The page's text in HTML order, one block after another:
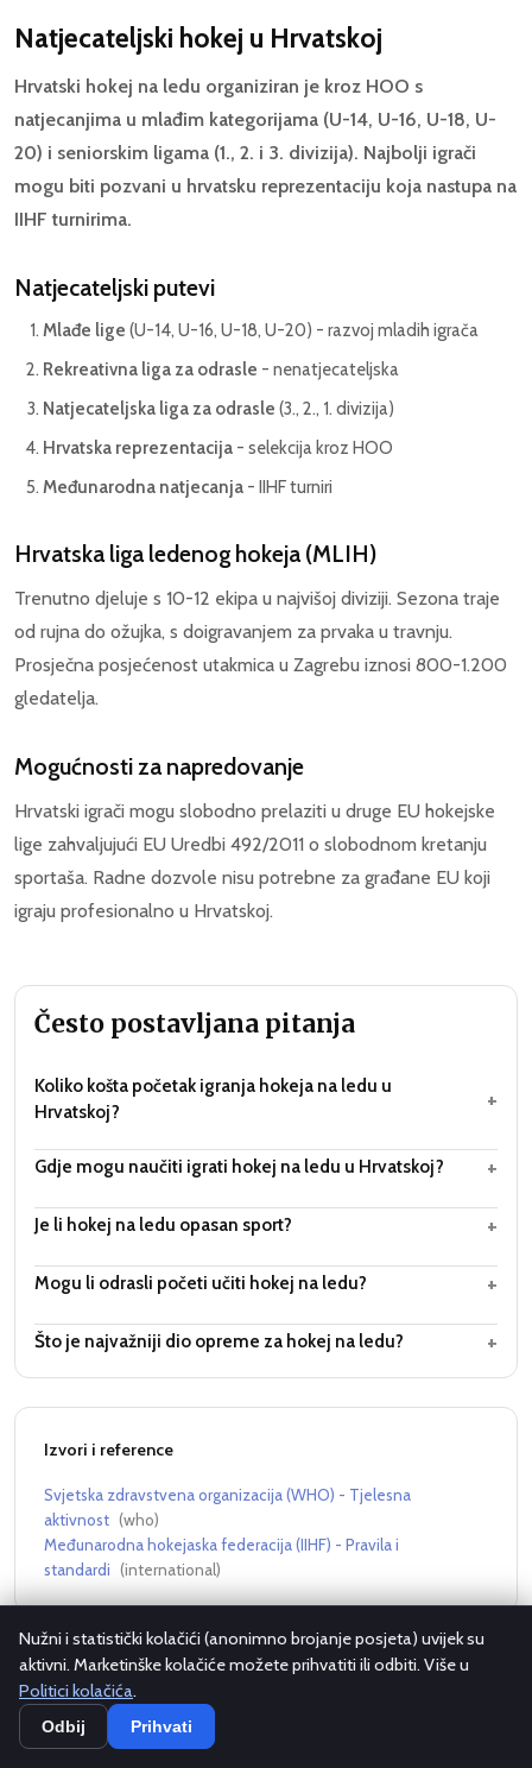
Natjecateljski hokej u Hrvatskoj
Hrvatski hokej na ledu organiziran je kroz HOO s
natjecanjima u mlađim kategorijama (U-14, U-16, U-18, U-
20) i seniorskim ligama (1., 2. i 3. divizija). Najbolji igrači
mogu biti pozvani u hrvatsku reprezentaciju koja nastupa na
IIHF turnirima.
Natjecateljski putevi
Mlađe lige (U-14, U-16, U-18, U-20) - razvoj mladih igrača
Rekreativna liga za odrasle - nenatjecateljska
Natjecateljska liga za odrasle (3., 2., 1. divizija)
Hrvatska reprezentacija - selekcija kroz HOO
Međunarodna natjecanja - IIHF turniri
Hrvatska liga ledenog hokeja (MLIH)
Trenutno djeluje s 10-12 ekipa u najvišoj diviziji. Sezona traje
od rujna do ožujka, s doigravanjem za prvaka u travnju.
Prosječna posjećenost utakmica u Zagrebu iznosi 800-1.200
gledatelja.
Mogućnosti za napredovanje
Hrvatski igrači mogu slobodno prelaziti u druge EU hokejske
lige zahvaljujući EU Uredbi 492/2011 o slobodnom kretanju
sportaša. Radne dozvole nisu potrebne za građane EU koji
igraju profesionalno u Hrvatskoj.
Često postavljana pitanja
Koliko košta početak igranja hokeja na ledu u
Hrvatskoj?
+
Gdje mogu naučiti igrati hokej na ledu u Hrvatskoj? +
Je li hokej na ledu opasan sport? +
Mogu li odrasli početi učiti hokej na ledu? +
Što je najvažniji dio opreme za hokej na ledu? +
Izvori i reference
Svjetska zdravstvena organizacija (WHO) - Tjelesna
aktivnost (who)
Međunarodna hokejaska federacija (IIHF) - Pravila i
standardi (international)
Povezani članci
Kako se igra američki fudbal: Pravila, pozicije i
Nužni i statistički kolačići (anonimno brojanje posjeta) uvijek su
aktivni. Marketinške kolačiće možete prihvatiti ili odbiti. Više u
Politici kolačića.
Odbij Prihvati